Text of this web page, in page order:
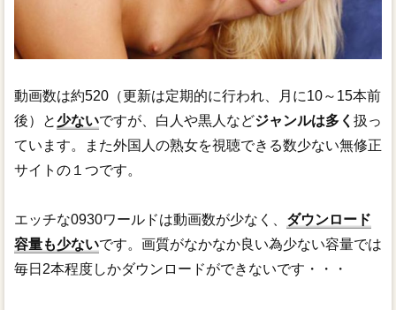
動画数は約520（更新は定期的に行われ、月に10～15本前
後）と 少ないですが、白人や黒人などジャンルは多く 扱っ
ています。また外国人の熟女を視聴できる数少ない無修正
サイトの１つです。
エッチな0930ワールドは動画数が少なく、 ダウンロード
容量も少ないです。画質がなかなか良い為少ない容量では
毎日2本程度しかダウンロードができないです・・・